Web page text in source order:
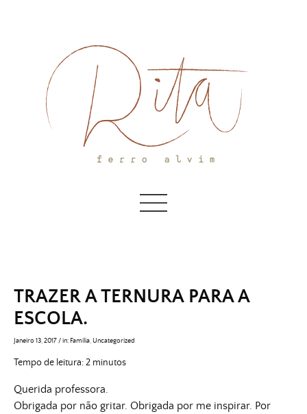
TRAZER A TERNURA PARA A
ESCOLA.
Janeiro 13, 2017/in: Família Uncategorized
Tempo de leitura:2 minutos
Querida professora.
Obrigada por não gritar. Obrigada por me inspirar. Por